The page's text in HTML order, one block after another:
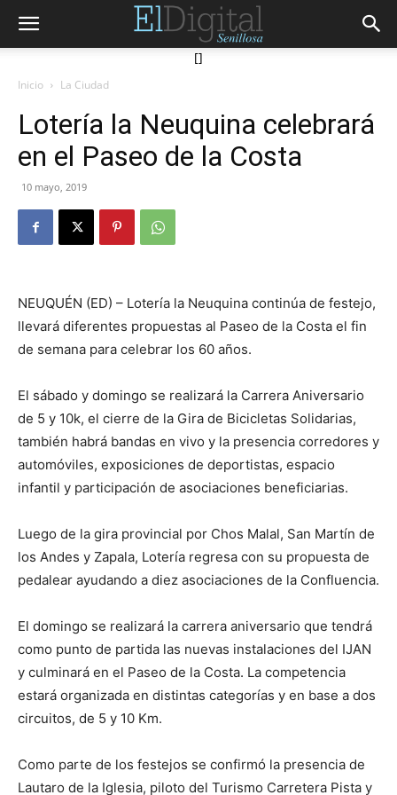
[]
Inicio La Ciudad
Lotería la Neuquina celebrará
en el Paseo de la Costa
10 mayo, 2019
NEUQUÉN (ED) – Lotería la Neuquina continúa de festejo,
llevará diferentes propuestas al Paseo de la Costa el fin
de semana para celebrar los 60 años.
El sábado y domingo se realizará la Carrera Aniversario
de 5 y 10k, el cierre de la Gira de Bicicletas Solidarias,
también habrá bandas en vivo y la presencia corredores y
automóviles, exposiciones de deportistas, espacio
infantil y participación de asociaciones beneficiarias.
Luego de la gira provincial por Chos Malal, San Martín de
los Andes y Zapala, Lotería regresa con su propuesta de
pedalear ayudando a diez asociaciones de la Confluencia.
El domingo se realizará la carrera aniversario que tendrá
como punto de partida las nuevas instalaciones del IJAN
y culminará en el Paseo de la Costa. La competencia
estará organizada en distintas categorías y en base a dos
circuitos, de 5 y 10 Km.
Como parte de los festejos se confirmó la presencia de
Lautaro de la Iglesia, piloto del Turismo Carretera Pista y